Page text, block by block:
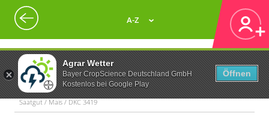
Agrar Wetter
Bayer CropScience Deutschland GmbH
Kostenlos bei Google Play
Öffnen
A-Z
Saatgut / Mais / DKC 3419